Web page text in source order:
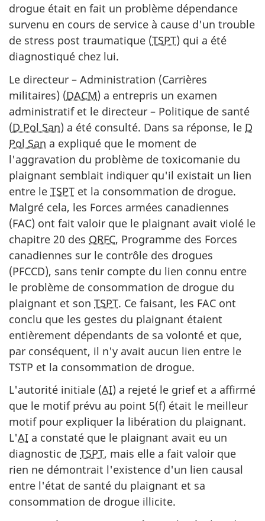
drogue était en fait un problème dépendance
survenu en cours de service à cause d'un trouble
de stress post traumatique (TSPT) qui a été
diagnostiqué chez lui.
Le directeur – Administration (Carrières
militaires) (DACM) a entrepris un examen
administratif et le directeur – Politique de santé
(D Pol San) a été consulté. Dans sa réponse, le D
Pol San a expliqué que le moment de
l'aggravation du problème de toxicomanie du
plaignant semblait indiquer qu'il existait un lien
entre le TSPT et la consommation de drogue.
Malgré cela, les Forces armées canadiennes
(FAC) ont fait valoir que le plaignant avait violé le
chapitre 20 des ORFC, Programme des Forces
canadiennes sur le contrôle des drogues
(PFCCD), sans tenir compte du lien connu entre
le problème de consommation de drogue du
plaignant et son TSPT. Ce faisant, les FAC ont
conclu que les gestes du plaignant étaient
entièrement dépendants de sa volonté et que,
par conséquent, il n'y avait aucun lien entre le
TSTP et la consommation de drogue.
L'autorité initiale (AI) a rejeté le grief et a affirmé
que le motif prévu au point 5(f) était le meilleur
motif pour expliquer la libération du plaignant.
L'AI a constaté que le plaignant avait eu un
diagnostic de TSPT, mais elle a fait valoir que
rien ne démontrait l'existence d'un lien causal
entre l'état de santé du plaignant et sa
consommation de drogue illicite.